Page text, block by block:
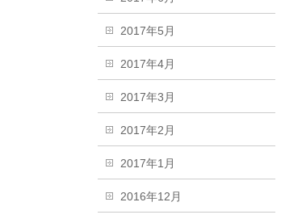
2017年5月
2017年4月
2017年3月
2017年2月
2017年1月
2016年12月